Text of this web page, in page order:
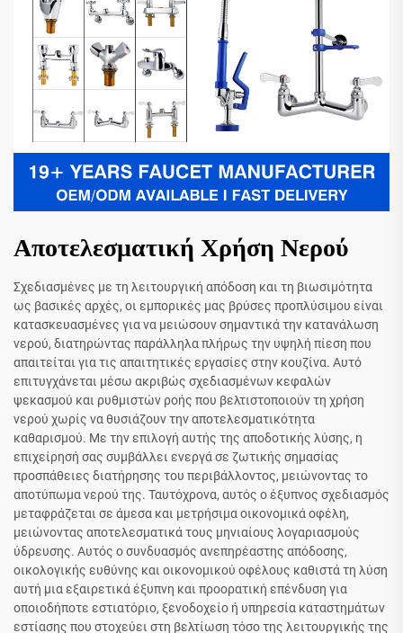
Αποτελεσματική Χρήση Νερού
Σχεδιασμένες με τη λειτουργική απόδοση και τη βιωσιμότητα
ως βασικές αρχές, οι εμπορικές μας βρύσες προπλύσιμου είναι
κατασκευασμένες για να μειώσουν σημαντικά την κατανάλωση
νερού, διατηρώντας παράλληλα πλήρως την υψηλή πίεση που
απαιτείται για τις απαιτητικές εργασίες στην κουζίνα. Αυτό
επιτυγχάνεται μέσω ακριβώς σχεδιασμένων κεφαλών
ψεκασμού και ρυθμιστών ροής που βελτιστοποιούν τη χρήση
νερού χωρίς να θυσιάζουν την αποτελεσματικότητα
καθαρισμού. Με την επιλογή αυτής της αποδοτικής λύσης, η
επιχείρησή σας συμβάλλει ενεργά σε ζωτικής σημασίας
προσπάθειες διατήρησης του περιβάλλοντος, μειώνοντας το
αποτύπωμα νερού της. Ταυτόχρονα, αυτός ο έξυπνος σχεδιασμός
μεταφράζεται σε άμεσα και μετρήσιμα οικονομικά οφέλη,
μειώνοντας αποτελεσματικά τους μηνιαίους λογαριασμούς
ύδρευσης. Αυτός ο συνδυασμός ανεπηρέαστης απόδοσης,
οικολογικής ευθύνης και οικονομικού οφέλους καθιστά τη λύση
αυτή μια εξαιρετικά έξυπνη και προορατική επένδυση για
οποιοδήποτε εστιατόριο, ξενοδοχείο ή υπηρεσία καταστημάτων
εστίασης που στοχεύει στη βελτίωση τόσο της λειτουργικής της